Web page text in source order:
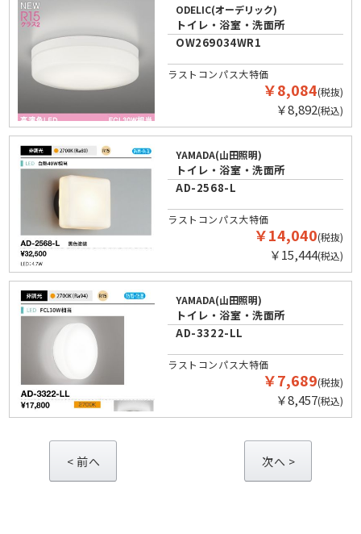
ODELIC(オーデリック)
トイレ・浴室・洗面所
OW269034WR1
ラストコンパス大特価
￥8,084(税抜)
￥8,892(税込)
YAMADA(山田照明)
トイレ・浴室・洗面所
AD-2568-L
ラストコンパス大特価
￥14,040(税抜)
￥15,444(税込)
YAMADA(山田照明)
トイレ・浴室・洗面所
AD-3322-LL
ラストコンパス大特価
￥7,689(税抜)
￥8,457(税込)
< >